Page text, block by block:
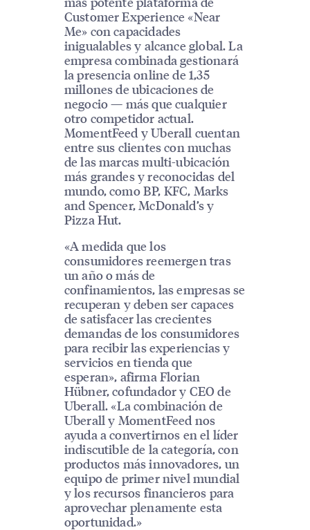
Customer Experience «Near
Me» con capacidades
inigualables y alcance global. La
empresa combinada gestionará
la presencia online de 1,35
millones de ubicaciones de
negocio — más que cualquier
otro competidor actual.
MomentFeed y Uberall cuentan
entre sus clientes con muchas
de las marcas multi-ubicación
más grandes y reconocidas del
mundo, como BP, KFC, Marks
and Spencer, McDonald’s y
Pizza Hut.
«A medida que los
consumidores reemergen tras
un año o más de
confinamientos, las empresas se
recuperan y deben ser capaces
de satisfacer las crecientes
demandas de los consumidores
para recibir las experiencias y
servicios en tienda que
esperan», afirma Florian
Hübner, cofundador y CEO de
Uberall. «La combinación de
Uberall y MomentFeed nos
ayuda a convertirnos en el líder
indiscutible de la categoría, con
productos más innovadores, un
equipo de primer nivel mundial
y los recursos financieros para
aprovechar plenamente esta
oportunidad.»